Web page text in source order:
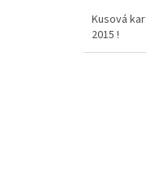
Kusová
2015 !